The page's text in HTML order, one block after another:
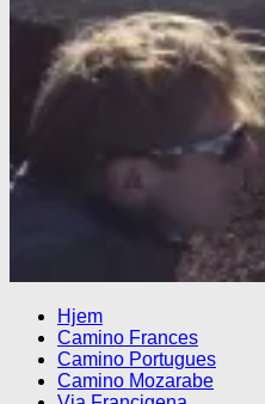
Hjem
Camino Frances
Camino Portugues
Camino Mozarabe